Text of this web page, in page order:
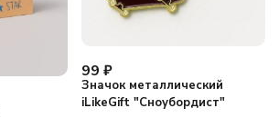
99 ₽
Значок металлический
iLikeGift "Сноубордист"